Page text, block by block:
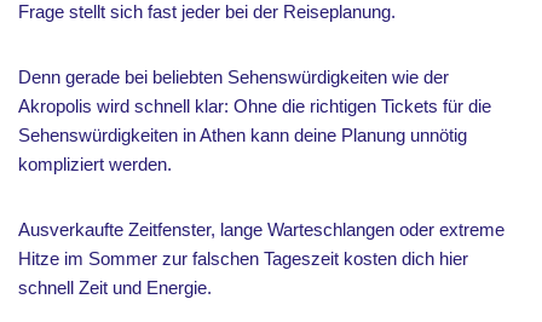
Frage stellt sich fast jeder bei der Reiseplanung.
Denn gerade bei beliebten Sehenswürdigkeiten wie der
Akropolis wird schnell klar: Ohne die richtigen Tickets für die
Sehenswürdigkeiten in Athen kann deine Planung unnötig
kompliziert werden.
Ausverkaufte Zeitfenster, lange Warteschlangen oder extreme
Hitze im Sommer zur falschen Tageszeit kosten dich hier
schnell Zeit und Energie.